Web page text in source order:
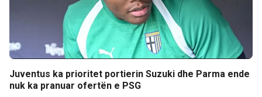
Juventus ka prioritet portierin Suzuki dhe Parma ende
nuk ka pranuar ofertën e PSG